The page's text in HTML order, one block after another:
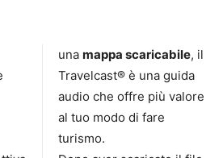
una mappa scaricabile, il
Travelcast® è una guida
audio che offre più valore
al tuo modo di fare
turismo.